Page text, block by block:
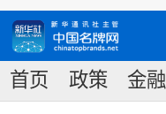
首页 政策 金融